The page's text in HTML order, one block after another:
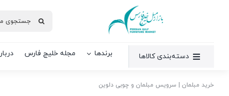
جستجو
دسته‌بندی کالاها برندها مجله خلیج فارس
خرید مبلمان سرویس مبلمان و چوبی دلوین